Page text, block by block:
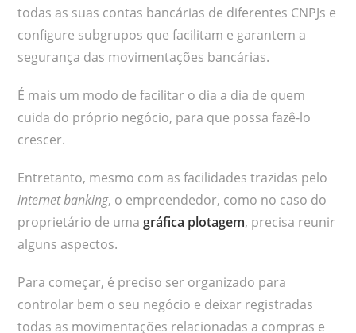
todas as suas contas bancárias de diferentes CNPJs e
configure subgrupos que facilitam e garantem a
segurança das movimentações bancárias.
É mais um modo de facilitar o dia a dia de quem
cuida do próprio negócio, para que possa fazê-lo
crescer.
Entretanto, mesmo com as facilidades trazidas pelo
internet banking, o empreendedor, como no caso do
proprietário de umagráfica plotagem, precisa reunir
alguns aspectos.
Para começar, é preciso ser organizado para
controlar bem o seu negócio e deixar registradas
todas as movimentações relacionadas a compras e